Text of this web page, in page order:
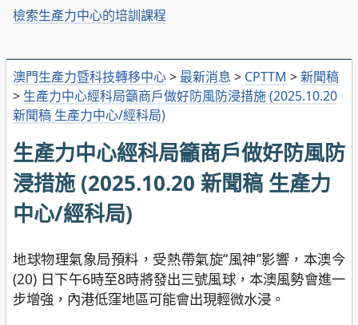
澳門生產力暨科技轉移中心> 最新消息 > CPTTM >新聞稿
> 生產力中心經科局籲商戶做好防風防浸措施 (2025.10.20
新聞稿 生產力中心/經科局)
生產力中心經科局籲商戶做好防風防
浸措施 (2025.10.20 新聞稿 生產力
中心/經科局)
地球物理氣象局預料，受熱帶氣旋“風神”影響，本澳今
(20) 日下午6時至8時將發出三號風球，本澳風勢會進一
步增強，內港低窪地區可能會出現輕微水浸。
檢索生產力中心的培訓課程